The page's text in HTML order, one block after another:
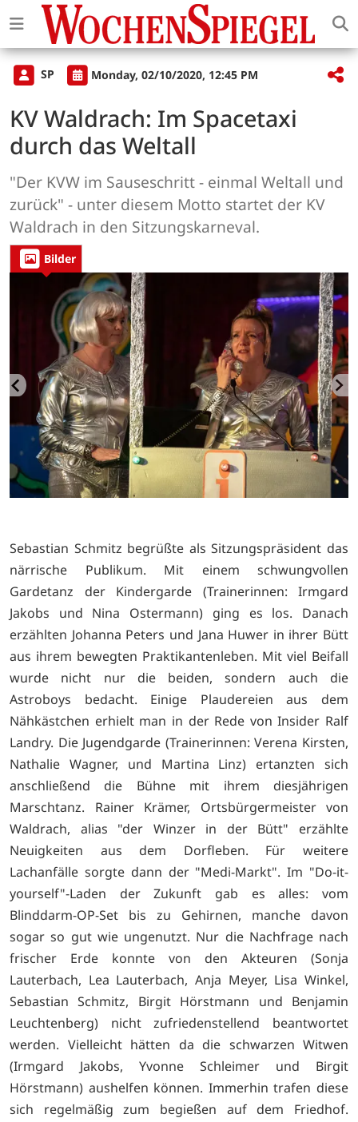
SP Monday, 02/10/2020, 12:45 PM
KV Waldrach: Im Spacetaxi
durch das Weltall
"Der KVW im Sauseschritt - einmal Weltall und
zurück" - unter diesem Motto startet der KV
Waldrach in den Sitzungskarneval.
Bilder
Sebastian Schmitz begrüßte als Sitzungspräsident das
närrische Publikum. Mit einem schwungvollen
Gardetanz der Kindergarde (Trainerinnen: Irmgard
Jakobs und Nina Ostermann) ging es los. Danach
erzählten Johanna Peters und Jana Huwer in ihrer Bütt
aus ihrem bewegten Praktikantenleben. Mit viel Beifall
wurde nicht nur die beiden, sondern auch die
Astroboys bedacht. Einige Plaudereien aus dem
Nähkästchen erhielt man in der Rede von Insider Ralf
Landry. Die Jugendgarde (Trainerinnen: Verena Kirsten,
Nathalie Wagner, und Martina Linz) ertanzten sich
anschließend die Bühne mit ihrem diesjährigen
Marschtanz. Rainer Krämer, Ortsbürgermeister von
Waldrach, alias "der Winzer in der Bütt" erzählte
Neuigkeiten aus dem Dorfleben. Für weitere
Lachanfälle sorgte dann der "Medi-Markt". Im "Do-it-
yourself"-Laden der Zukunft gab es alles: vom
Blinddarm-OP-Set bis zu Gehirnen, manche davon
sogar so gut wie ungenutzt. Nur die Nachfrage nach
frischer Erde konnte von den Akteuren (Sonja
Lauterbach, Lea Lauterbach, Anja Meyer, Lisa Winkel,
Sebastian Schmitz, Birgit Hörstmann und Benjamin
Leuchtenberg) nicht zufriedenstellend beantwortet
werden. Vielleicht hätten da die schwarzen Witwen
(Irmgard Jakobs, Yvonne Schleimer und Birgit
Hörstmann) aushelfen können. Immerhin trafen diese
sich regelmäßig zum begießen auf dem Friedhof.